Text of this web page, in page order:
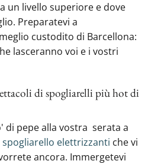
un livello superiore e dove
Preparatevi a
custodito di Barcellona:
lasceranno voi e i vostri
di spogliarelli più hot di
di pepe alla vostra ‍ serata a
elettrizzanti che vi
ancora. Immergetevi